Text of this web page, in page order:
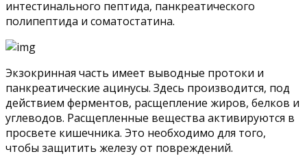
интестинального пептида, панкреатического
полипептида и соматостатина.
Экзокринная часть имеет выводные протоки и
панкреатические ацинусы. Здесь производится, под
действием ферментов, расщепление жиров, белков и
углеводов. Расщепленные вещества активируются в
просвете кишечника. Это необходимо для того,
чтобы защитить железу от повреждений.